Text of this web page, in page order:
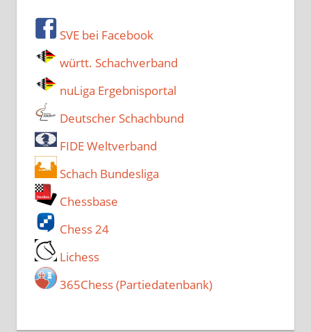
SVE bei Facebook
württ. Schachverband
nuLiga Ergebnisportal
Deutscher Schachbund
FIDE Weltverband
Schach Bundesliga
Chessbase
Chess 24
Lichess
365Chess (Partiedatenbank)